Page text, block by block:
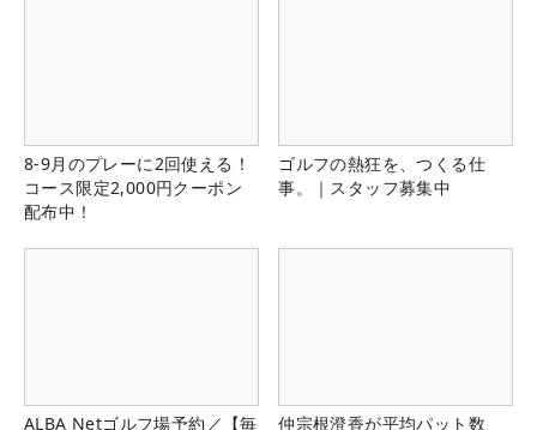
8-9月のプレーに2回使える！
コース限定2,000円クーポン
配布中！
ゴルフの熱狂を、つくる仕
事。｜スタッフ募集中
ALBA Netゴルフ場予約／【毎
仲宗根澄香が平均パット数